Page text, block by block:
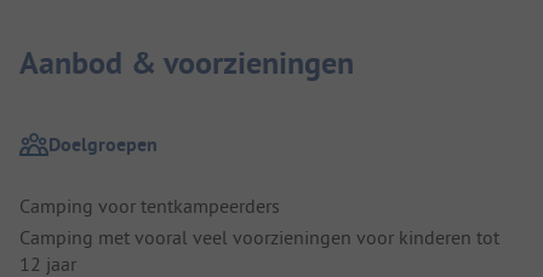
Aanbod & voorzieningen
Doelgroepen
Camping voor tentkampeerders
Camping met vooral veel voorzieningen voor kinderen tot
12 jaar